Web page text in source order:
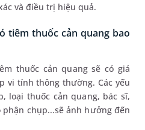
và điều trị hiệu quả.
tiêm thuốc cản quang bao
thuốc cản quang sẽ có giá
vi tính thông thường. Các yếu
loại thuốc cản quang, bác sĩ,
chụp...sẽ ảnh hưởng đến